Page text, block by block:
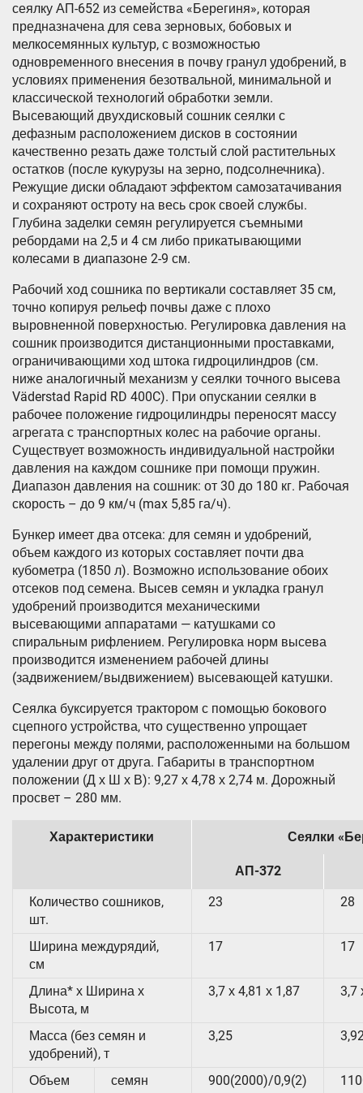
сеялку АП-652 из семейства «Берегиня», которая
предназначена для сева зерновых, бобовых и
мелкосемянных культур, с возможностью
одновременного внесения в почву гранул удобрений, в
условиях применения безотвальной, минимальной и
классической технологий обработки земли.
Высевающий двухдисковый сошник сеялки с
дефазным расположением дисков в состоянии
качественно резать даже толстый слой растительных
остатков (после кукурузы на зерно, подсолнечника).
Режущие диски обладают эффектом самозатачивания
и сохраняют остроту на весь срок своей службы.
Глубина заделки семян регулируется съемными
ребордами на 2,5 и 4 см либо прикатывающими
колесами в диапазоне 2-9 см.
Рабочий ход сошника по вертикали составляет 35 см,
точно копируя рельеф почвы даже с плохо
выровненной поверхностью. Регулировка давления на
сошник производится дистанционными проставками,
ограничивающими ход штока гидроцилиндров (см.
ниже аналогичный механизм у сеялки точного высева
Väderstad Rapid RD 400C). При опускании сеялки в
рабочее положение гидроцилиндры переносят массу
агрегата с транспортных колес на рабочие органы.
Существует возможность индивидуальной настройки
давления на каждом сошнике при помощи пружин.
Диапазон давления на сошник: от 30 до 180 кг. Рабочая
скорость – до 9 км/ч (max 5,85 га/ч).
Бункер имеет два отсека: для семян и удобрений,
объем каждого из которых составляет почти два
кубометра (1850 л). Возможно использование обоих
отсеков под семена. Высев семян и укладка гранул
удобрений производится механическими
высевающими аппаратами — катушками со
спиральным рифлением. Регулировка норм высева
производится изменением рабочей длины
(задвижением/выдвижением) высевающей катушки.
Сеялка буксируется трактором с помощью бокового
сцепного устройства, что существенно упрощает
перегоны между полями, расположенными на большом
удалении друг от друга. Габариты в транспортном
положении (Д х Ш х В): 9,27 х 4,78 х 2,74 м. Дорожный
просвет – 280 мм.
Характеристики Сеялки
АП-372
Количество сошников,
шт.
23 28
Ширина междурядий,
см
17 17
Длина* х Ширина х
Высота, м
3,7 х 4,81 х 1,87 3,7
Масса (без семян и
удобрений), т
3,25
Объем
семян 900(2000)/0,9(2)